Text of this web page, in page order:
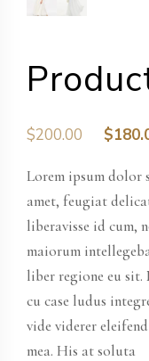
$200.00
was:
$
Lorem ipsum dolor
amet, feugiat
liberavisse id cum,
maiorum
liber regione eu sit.
cu case ludus
vide viderer
mea. His at soluta